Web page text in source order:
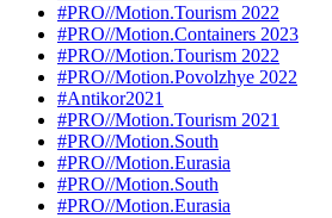
#PRO//Motion.Tourism 2022
#PRO//Motion.Containers 2023
#PRO//Motion.Tourism 2022
#PRO//Motion.Povolzhye 2022
#Antikor2021
#PRO//Motion.Tourism 2021
#PRO//Motion.South
#PRO//Motion.Eurasia
#PRO//Motion.South
#PRO//Motion.Eurasia